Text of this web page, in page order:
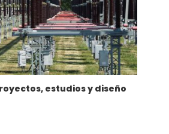
estudios y diseño